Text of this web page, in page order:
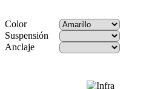
Color
Suspensión
Anclaje